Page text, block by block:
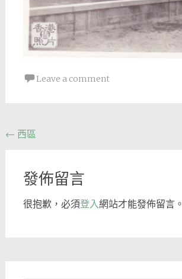
Leave a comment
Post
← 西區
發佈留言
很抱歉，必須登入網站才能發佈留言。